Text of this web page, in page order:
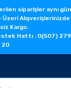
siparişler aynı gün
Alışverişlerinizde
Kargo.
Hattı : 0(507)
20